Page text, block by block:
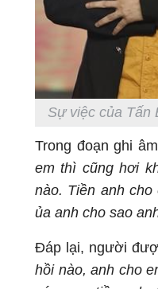
Sự việc của Tấn
Trong đoạn ghi
em thì cũng hơi
nào. Tiền anh
ủa anh cho sao
Đáp lại, người
hồi nào, anh cho